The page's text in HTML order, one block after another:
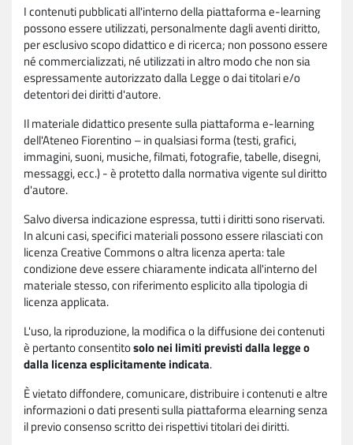
I contenuti pubblicati all'interno della piattaforma e-learning
possono essere utilizzati, personalmente dagli aventi diritto,
per esclusivo scopo didattico e di ricerca; non possono essere
né commercializzati, né utilizzati in altro modo che non sia
espressamente autorizzato dalla Legge o dai titolari e/o
detentori dei diritti d'autore.
Il materiale didattico presente sulla piattaforma e-learning
dell'Ateneo Fiorentino – in qualsiasi forma (testi, grafici,
immagini, suoni, musiche, filmati, fotografie, tabelle, disegni,
messaggi, ecc.) - è protetto dalla normativa vigente sul diritto
d'autore.
Salvo diversa indicazione espressa, tutti i diritti sono riservati.
In alcuni casi, specifici materiali possono essere rilasciati con
licenza Creative Commons o altra licenza aperta: tale
condizione deve essere chiaramente indicata all'interno del
materiale stesso, con riferimento esplicito alla tipologia di
licenza applicata.
L'uso, la riproduzione, la modifica o la diffusione dei contenuti
è pertanto consentitosolo nei limiti previsti dalla legge o
dalla licenza esplicitamente indicata.
È vietato diffondere, comunicare, distribuire i contenuti e altre
informazioni o dati presenti sulla piattaforma elearning senza
il previo consenso scritto dei rispettivi titolari dei diritti.